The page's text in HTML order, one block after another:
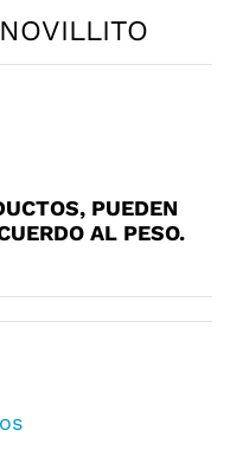
PUEDEN
AL PESO.